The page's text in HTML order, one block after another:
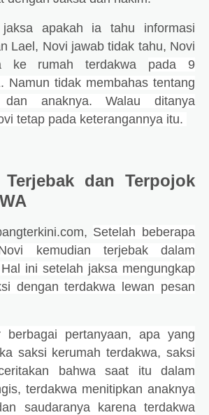
apakah ia tahu informasi
Lael, Novi jawab tidak tahu, Novi
ke rumah terdakwa pada 9
Namun tidak membahas tentang
anaknya. Walau ditanya
tetap pada keterangannya itu.
dan Terpojok
Setelah beberapa
kemudian terjebak dalam
ini setelah jaksa mengungkap
dengan terdakwa lewan pesan
berbagai pertanyaan, apa yang
saksi kerumah terdakwa, saksi
bahwa saat itu dalam
terdakwa menitipkan anaknya
saudaranya karena terdakwa